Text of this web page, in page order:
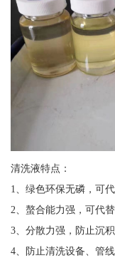
清洗液特点：
1、绿色环保无磷，可
2、螯合能力强，可代
3、分散力强，防止沉积
4、防止清洗设备、管线